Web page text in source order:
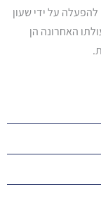
להפעלה על ידי שעון
האחרונה הן